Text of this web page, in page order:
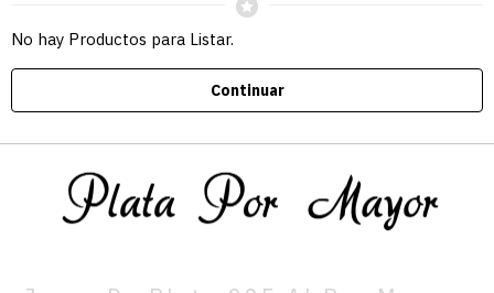
No hay Productos para Listar.
Continuar